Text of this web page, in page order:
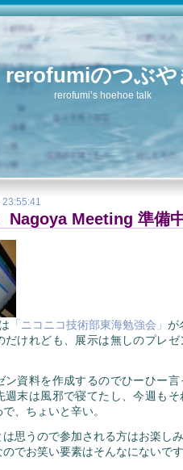
rerofumiのつぶや
rerofumi’s hoehoe talk
Nagoya Meeting 準備
「ニコニコ技術部東海勉強会」 が
だけれども、展示は無しのプレ
ン資料を作成するのでひーひー
週末は風邪で寝てたし、今週も
、ちょいと辛い。
は思うので参加される方はお楽し
でお笑い要素はそんなにないで